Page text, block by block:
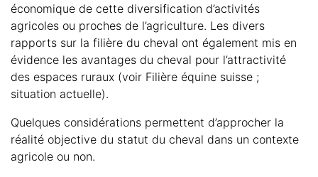
économique de cette diversification d’activités
agricoles ou proches de l’agriculture. Les divers
rapports sur la filière du cheval ont également mis en
évidence les avantages du cheval pour l’attractivité
des espaces ruraux (voir Filière équine suisse ;
situation actuelle).
Quelques considérations permettent d’approcher la
réalité objective du statut du cheval dans un contexte
agricole ou non.